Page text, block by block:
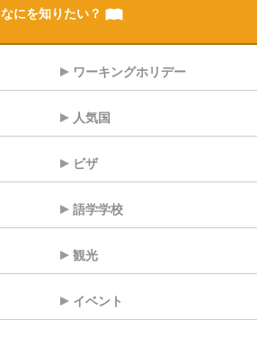
なにを知りたい？
ワーキングホリデー
人気国
ビザ
語学学校
観光
イベント